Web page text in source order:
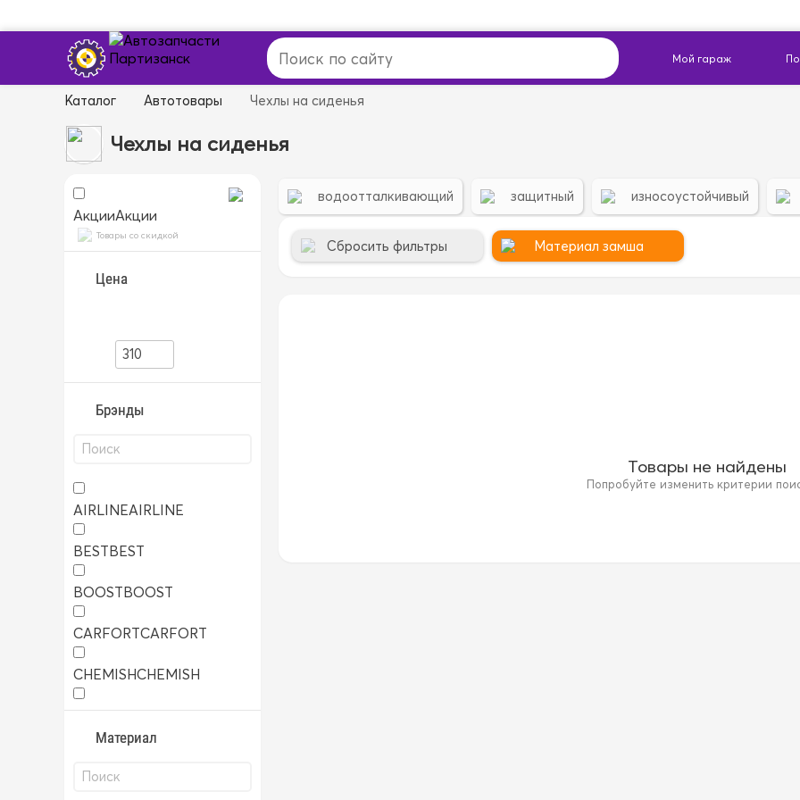
Каталог Автотовары Чехлы на сиденья
Чехлы на сиденья
АкцииАкции
Товары со скидкой
Цена
Брэнды
AIRLINEAIRLINE
BESTBEST
BOOSTBOOST
CARFORTCARFORT
CHEMISHCHEMISH
TRSTRS
Материал
водоотталкивающий защитный износоустойчивый
Сбросить фильтры Материал замша
Товары не найдены
Попробуйте изменить критерии